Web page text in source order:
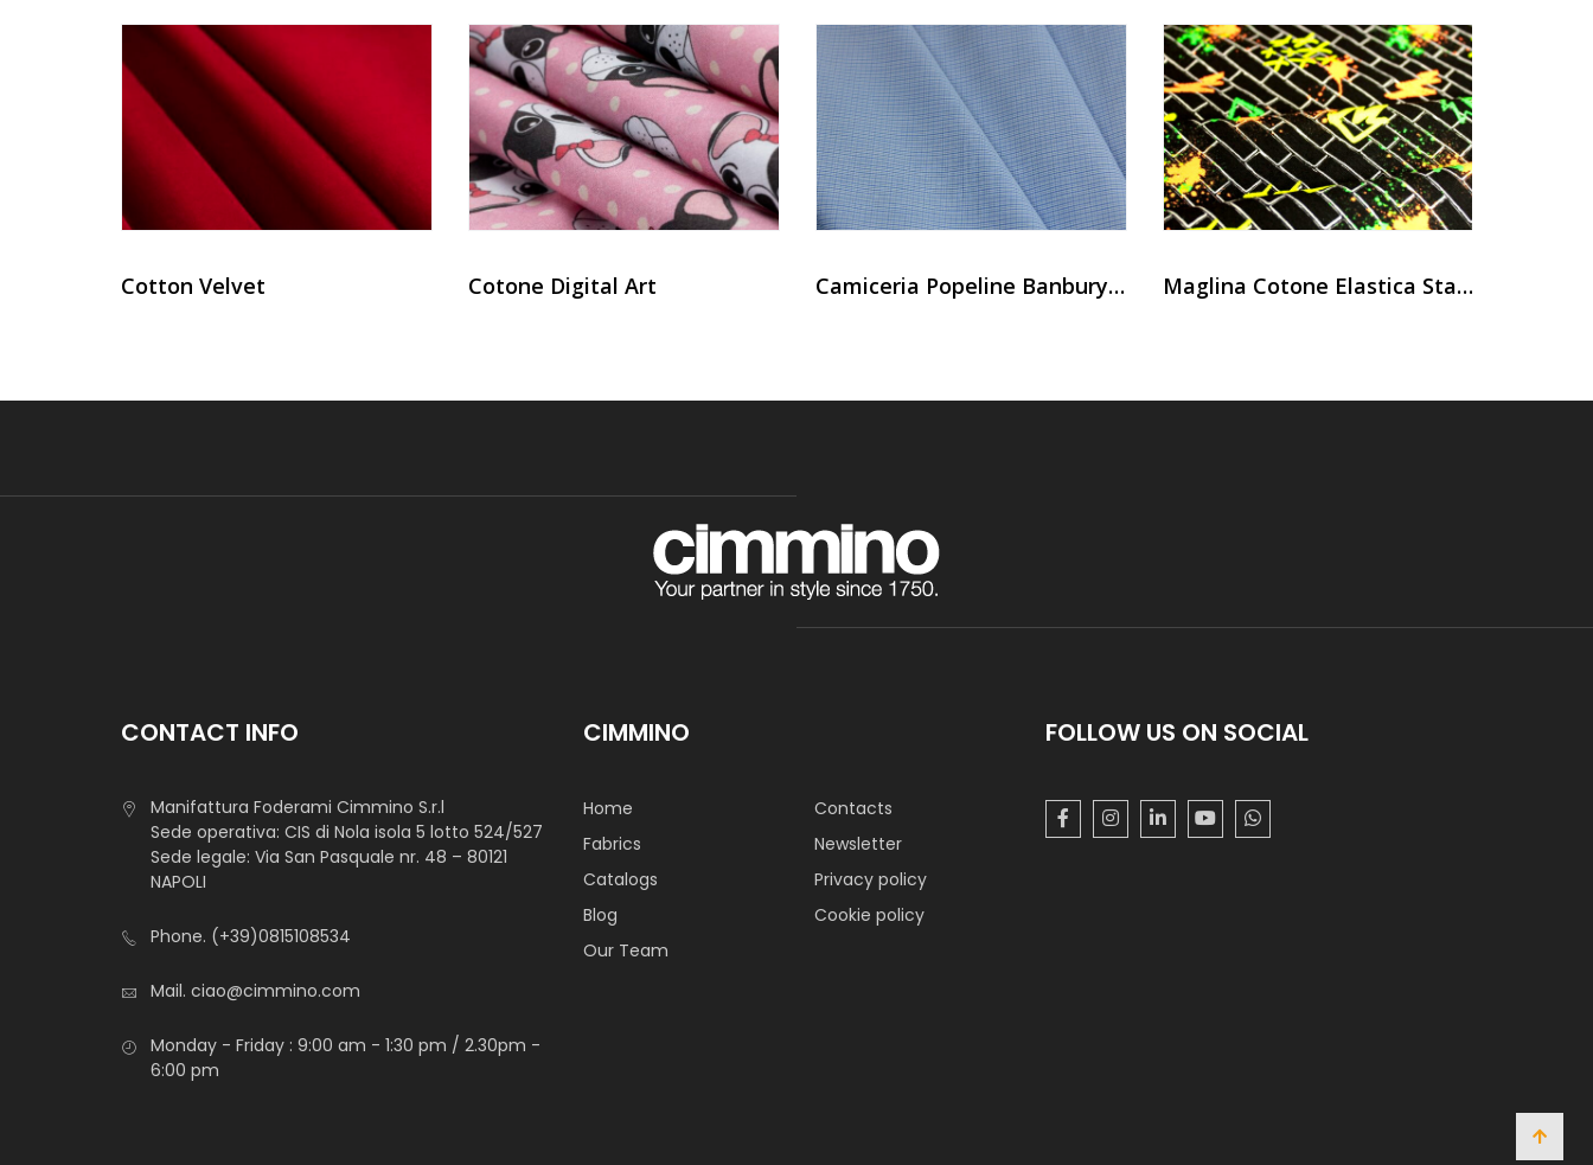
Cotton Velvet Cotone Digital Art Camiceria Popeline Banbury Cm 150 Maglina Cotone Elastica Stampata Malibu’ Neon
CONTACT INFO
Manifattura Foderami Cimmino S.r.l
Sede operativa: CIS di Nola isola 5 lotto 524/527
Sede legale: Via San Pasquale nr. 48 – 80121
NAPOLI
Phone. (+39)0815108534
Mail. ciao@cimmino.com
Monday - Friday : 9:00 am - 1:30 pm / 2.30pm -
6:00 pm
CIMMINO
Home
Fabrics
Catalogs
Blog
Our Team
Contacts
Newsletter
Privacy policy
Cookie policy
FOLLOW US ON SOCIAL